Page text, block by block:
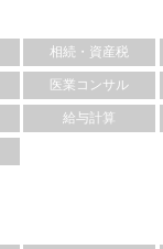
相続・資産税
医業コンサル
給与計算